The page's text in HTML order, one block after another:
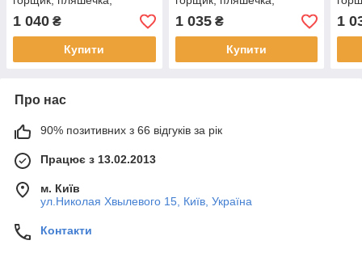
1 040 ₴
Купити
1 035₴
Купити
1
Про нас
90% позитивних з 66 відгуків за рік
Працює з 13.02.2013
м. Київ
ул.Николая Хвылевого 15, Київ, Україна
Контакти